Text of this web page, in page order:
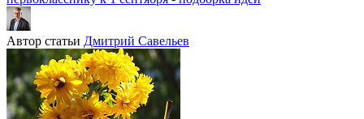
Автор статьи Дмитрий Савельев